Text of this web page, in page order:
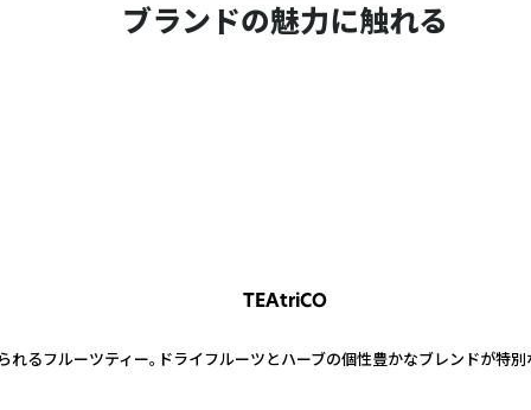
ブランドの魅力に触れる
TEAtriCO
られるフルーツティー。ドライフルーツとハーブの個性豊かなブレンドが特